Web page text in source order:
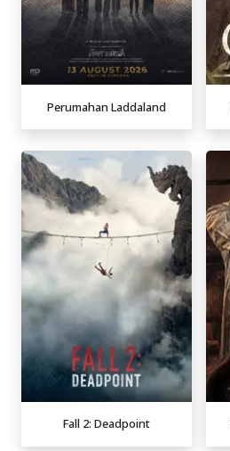
Perumahan Laddaland
Fall 2: Deadpoint